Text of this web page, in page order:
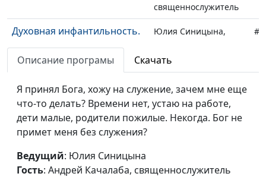
священнослужитель
Духовная инфантильность.
Как достичь духовной
зрелости
Юлия Синицына,
священнослужитель
Искусственный интеллект
— благо или зло?
Александр Синицын,
священнослужитель
Как ориентироваться среди
хаоса информации?
Описание програмы Скачать
Я принял Бога, хожу на служение, зачем мне еще
что-то делать? Времени нет, устаю на работе,
дети малые, родители пожилые. Некогда. Бог не
примет меня без служения?
Ведущий: Юлия Синицына
Гость: Андрей Качалаба, священнослужитель